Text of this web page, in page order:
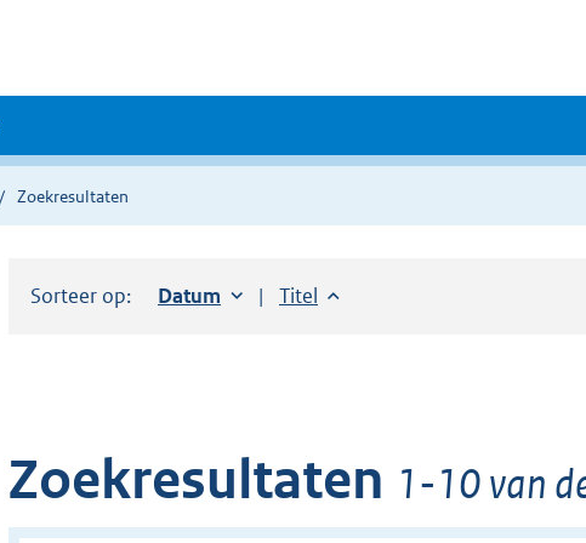
Zoekresultaten
Sorteer op: Sorteer op:
Datum oplopendSorteer op:
Titel oplopend
Zoekresultaten 1-10 van